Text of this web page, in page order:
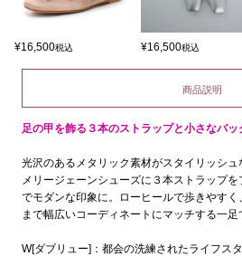
¥16,500税込 ¥16,500税込
商品説明
足の甲を飾る３本のストラップと小さなバッ
光沢のあるメタリック素材がスタイリッシ
メリージェーンシューズに３本ストラップ
でモダンな印象に。ローヒールで歩きやす
まで幅広いコーディネートにマッチする一足
W[ダブリュー]：都会の洗練されたライフス